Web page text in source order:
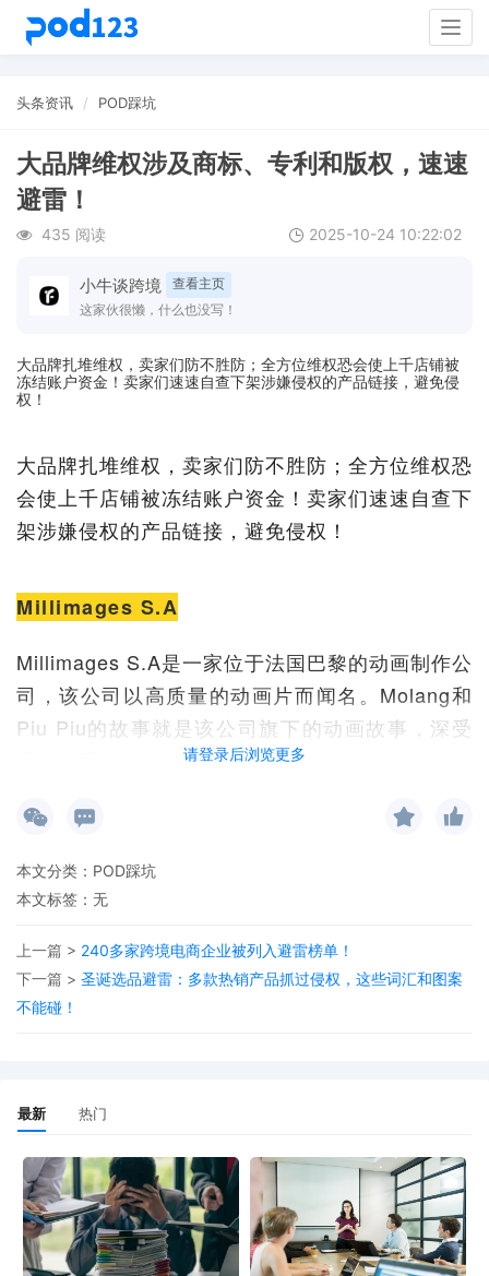
头条资讯 POD踩坑
大品牌维权涉及商标、专利和版权，速速
避雷！
435 阅读 2025-10-24 10:22:02
小牛谈跨境
查看主页
这家伙很懒，什么也没写！
请登录后浏览更多
大品牌扎堆维权，卖家们防不胜防；全方位维权恐会使上千店铺被
冻结账户资金！卖家们速速自查下架涉嫌侵权的产品链接，避免侵
权！
大品牌扎堆维权，卖家们防不胜防；全方位维权恐
会使上千店铺被冻结账户资金！卖家们速速自查下
架涉嫌侵权的产品链接，避免侵权！
Millimages S.A
Millimages S.A是一家位于法国巴黎的动画制作公
司，该公司以高质量的动画片而闻名。Molang和
Piu Piu的故事就是该公司旗下的动画故事，深受
起诉时间：2024.2.27
案件号：24-cv-01614
维权类型：商标+版权
本文分类： POD踩坑
本文标签：无
上一篇 > 240多家跨境电商企业被列入避雷榜单！
下一篇 > 圣诞选品避雷：多款热销产品抓过侵权，这些词汇和图案
不能碰！
最新 热门